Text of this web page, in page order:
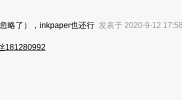
略了），inkpaper也还行 发表于 2020-9-12
181280992